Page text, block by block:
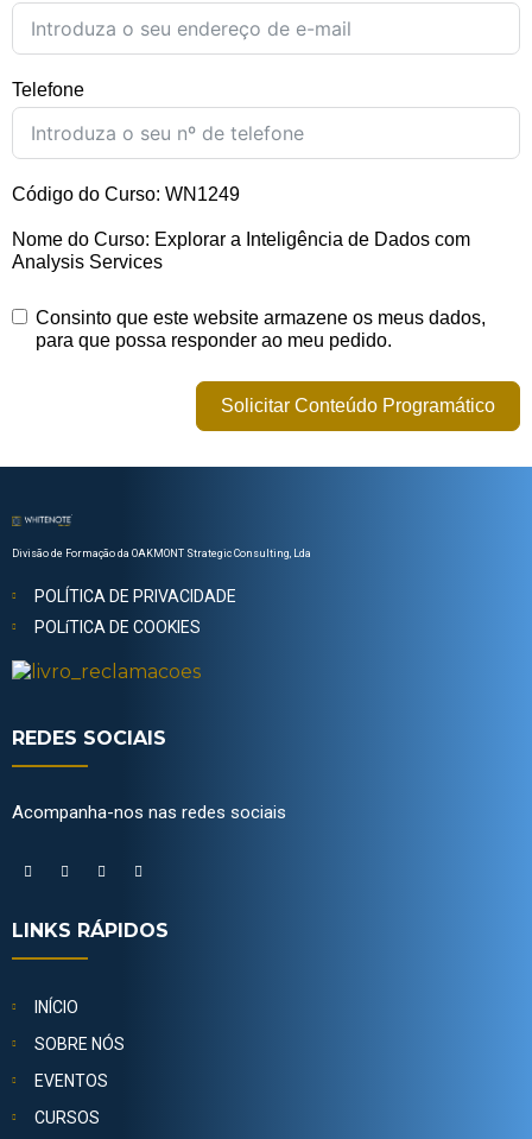
Telefone
Código do Curso: WN1249
Nome do Curso: Explorar a Inteligência de Dados com
Analysis Services
Consinto que este website armazene os meus dados,
para que possa responder ao meu pedido.
Solicitar Conteúdo Programático
Divisão de Formação da OAKMONT Strategic Consulting, Lda
POLÍTICA DE PRIVACIDADE
POLíTICA DE COOKIES
REDES SOCIAIS
Acompanha-nos nas redes sociais
LINKS RÁPIDOS
INÍCIO
SOBRE NÓS
EVENTOS
CURSOS